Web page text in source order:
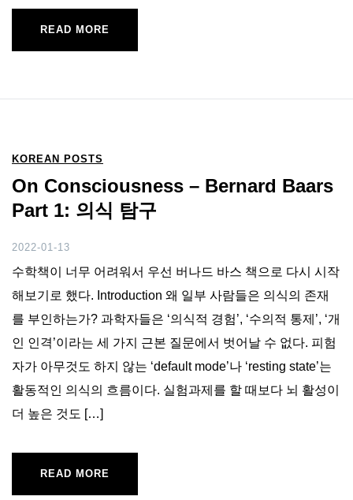
READ MORE
KOREAN POSTS
On Consciousness – Bernard Baars
Part 1: 의식 탐구
2022-01-13
수학책이 너무 어려워서 우선 버나드 바스 책으로 다시 시작
해보기로 했다. Introduction 왜 일부 사람들은 의식의 존재
를 부인하는가? 과학자들은 ‘의식적 경험’, ‘수의적 통제’, ‘개
인 인격’이라는 세 가지 근본 질문에서 벗어날 수 없다. 피험
자가 아무것도 하지 않는 ‘default mode’나 ‘resting state’는
활동적인 의식의 흐름이다. 실험과제를 할 때보다 뇌 활성이
더 높은 것도 […]
READ MORE